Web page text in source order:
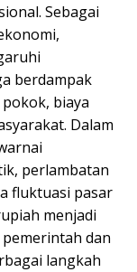
Sebagai
berdampak
biaya
Dalam
perlambatan
fluktuasi pasar
menjadi
dan
langkah